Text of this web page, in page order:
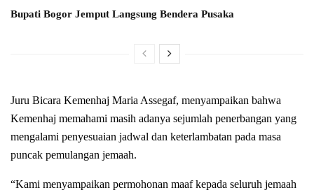
Bupati Bogor Jemput Langsung Bendera Pusaka
Juru Bicara Kemenhaj Maria Assegaf, menyampaikan bahwa
Kemenhaj memahami masih adanya sejumlah penerbangan yang
mengalami penyesuaian jadwal dan keterlambatan pada masa
puncak pemulangan jemaah.
“Kami menyampaikan permohonan maaf kepada seluruh jemaah